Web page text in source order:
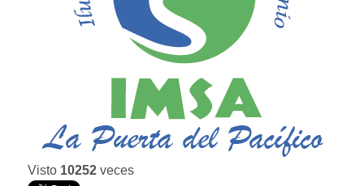
Visto 10252 veces